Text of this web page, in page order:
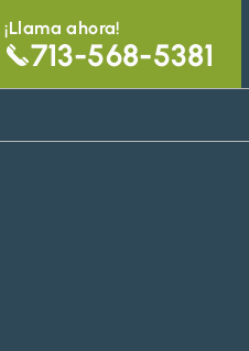
¡Llama ahora!
713-568-5381